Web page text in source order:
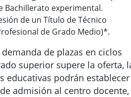
Bachillerato experimental.
de un Título de Técnico
de Grado Medio)*.
de plazas en ciclos
superior supere la oferta,
educativas podrán establecer
admisión al centro docente,